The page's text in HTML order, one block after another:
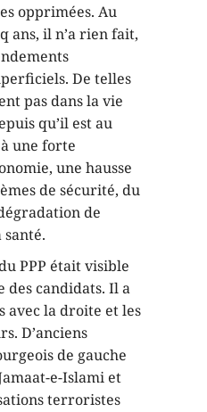
opprimées. Au
ans, il n’a rien fait,
De telles
pas dans la vie
qu’il est au
une forte
une hausse
de sécurité, du
de
santé.
PPP était visible
des candidats. Il a
avec la droite et les
D’anciens
de gauche
e-Islami et
terroristes